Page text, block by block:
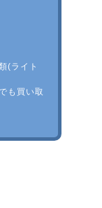
(ライト
も買い取